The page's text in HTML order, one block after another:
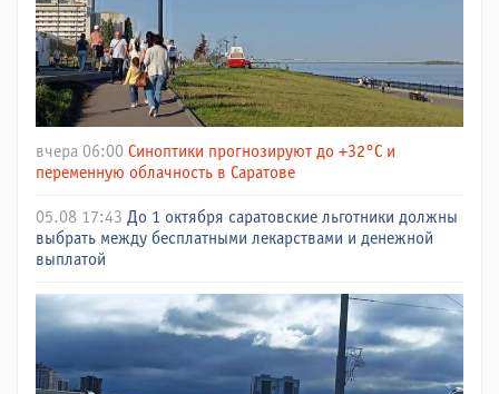
вчера 06:00 Синоптики прогнозируют до +32°C и
переменную облачность в Саратове
05.08 17:43 До 1 октября саратовские льготники должны
выбрать между бесплатными лекарствами и денежной
выплатой